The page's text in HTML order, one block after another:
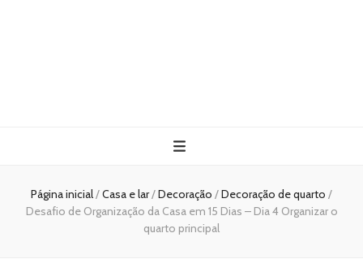
Página inicial/Casa e lar/Decoração /Decoração de quarto /
Desafio de Organização da Casa em 15 Dias – Dia 4 Organizar o
quarto principal